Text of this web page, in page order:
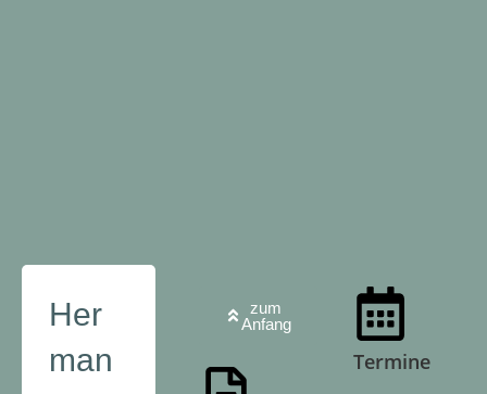
zum
Anfang
Her
man
Termine